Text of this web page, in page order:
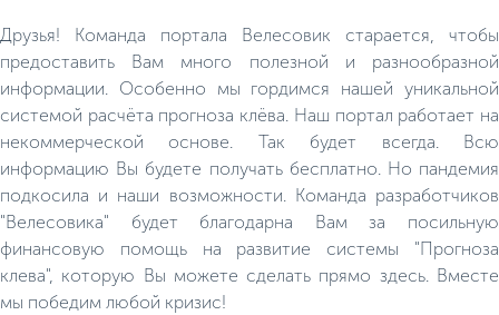
Друзья! Команда портала Велесовик старается, чтобы
предоставить Вам много полезной и разнообразной
информации. Особенно мы гордимся нашей уникальной
системой расчёта прогноза клёва. Наш портал работает на
некоммерческой основе. Так будет всегда. Всю
информацию Вы будете получать бесплатно. Но пандемия
подкосила и наши возможности. Команда разработчиков
"Велесовика" будет благодарна Вам за посильную
финансовую помощь на развитие системы "Прогноза
клева", которую Вы можете сделать прямо здесь. Вместе
мы победим любой кризис!